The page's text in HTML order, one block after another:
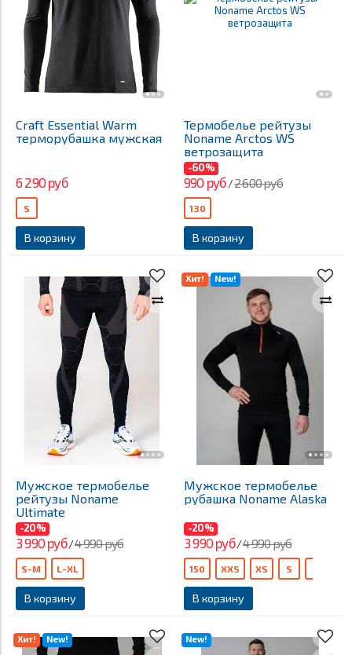
Craft Essential Warm
терморубашка мужская
6 290 руб
В корзину
S
Термобелье рейтузы
Noname Arctos WS
ветрозащита
-60%
990 руб/2 600 руб
В корзину
130
Мужское термобелье
рейтузы Noname
Ultimate
-20%
3 990 руб/4 990 руб
В корзину
S-M L-XL
Хит! New!
Мужское термобелье
рубашка Noname Alaska
-20%
3 990 руб/4 990 руб
В корзину
150 XXS XS S
Хит! New! New!